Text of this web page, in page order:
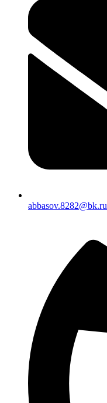
abbasov.8282@bk.ru